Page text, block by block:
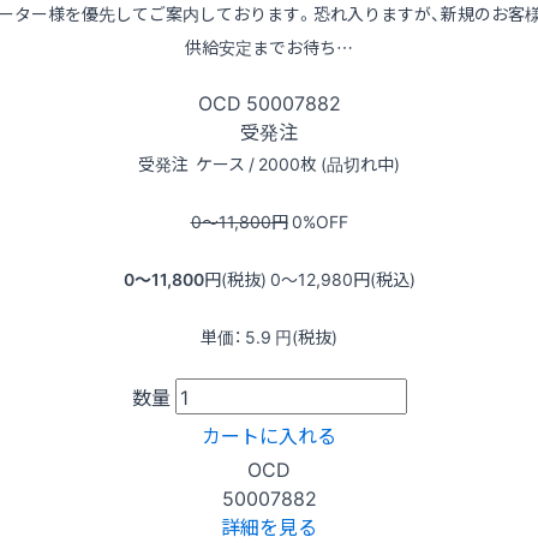
ター様を優先してご案内しております。恐れ入りますが、新規のお客
供給安定までお待ち…
OCD 50007882
受発注
受発注 ケース / 2000枚 (品切れ中)
0〜11,800円0%OFF
0〜11,800円(税抜) 0〜12,980円(税込)
単価： 5.9 円(税抜)
数量
カートに入れる
OCD
50007882
詳細を見る